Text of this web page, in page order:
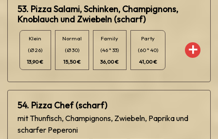
53. Pizza Salami, Schinken, Champignons,
Knoblauch und Zwiebeln (scharf)
Klein
(Ø 26)
13,90 €
Normal
(Ø 30)
15,50 €
Family
(46 * 33)
36,00 €
Party
(60 * 40)
41,00 €
54. Pizza Chef (scharf)
mit Thunfisch, Champignons, Zwiebeln, Paprika und
scharfer Peperoni